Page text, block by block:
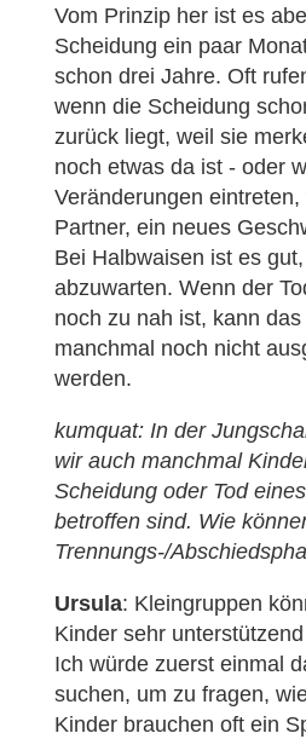
Vom Prinzip her ist es
Scheidung ein paar
schon drei Jahre. Oft
wenn die Scheidung
zurück liegt, weil sie
noch etwas da ist - oder
Veränderungen
Partner, ein neues
Bei Halbwaisen ist es
abzuwarten. Wenn der
noch zu nah ist, kann
manchmal noch nicht
werden.
kumquat: In der
wir auch manchmal
Scheidung oder Tod
betroffen sind. Wie
Trennungs-/
Ursula: Kleingruppen
Kinder sehr
Ich würde zuerst einmal
suchen, um zu fragen,
Kinder brauchen oft ein